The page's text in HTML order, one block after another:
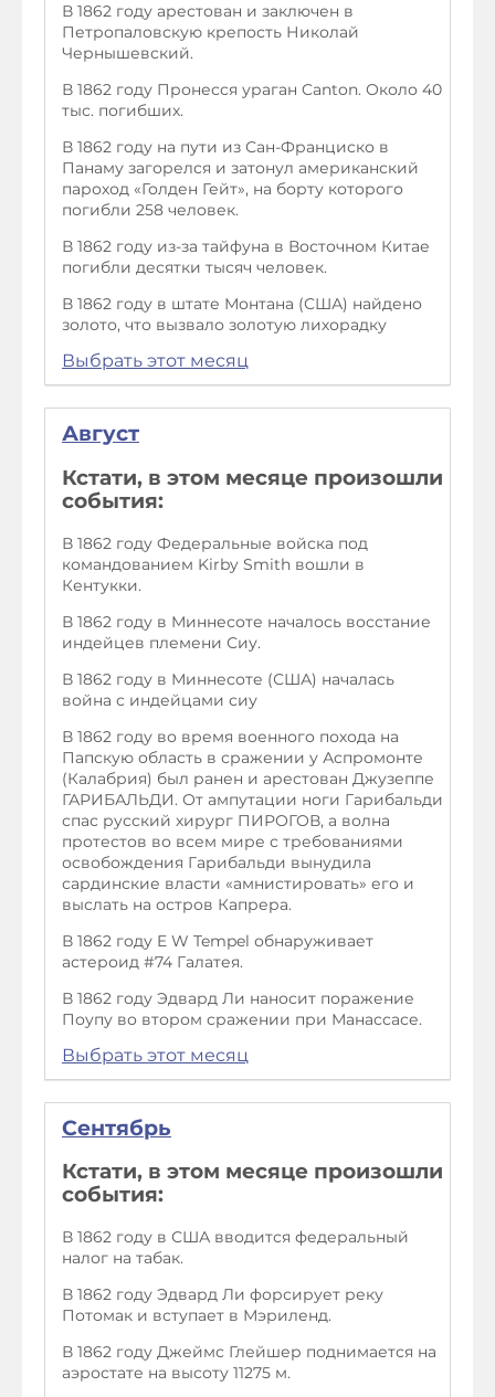
В 1862 году арестован и заключен в
Петропаловскую крепость Николай
Чернышевский.
В 1862 году Пронесся ураган Canton. Около 40
тыс. погибших.
В 1862 году на пути из Сан-Франциско в
Панаму загорелся и затонул американский
пароход «Голден Гейт», на борту которого
погибли 258 человек.
В 1862 году из-за тайфуна в Восточном Китае
погибли десятки тысяч человек.
В 1862 году в штате Монтана (США) найдено
золото, что вызвало золотую лихорадку
Выбрать этот месяц
Август
Кстати, в этом месяце произошли
события:
В 1862 году Федеральные войска под
командованием Kirby Smith вошли в
Кентукки.
В 1862 году в Миннесоте началось восстание
индейцев племени Сиу.
В 1862 году в Миннесоте (США) началась
война с индейцами сиу
В 1862 году во время военного похода на
Папскую область в сражении у Аспромонте
(Калабрия) был ранен и арестован Джузеппе
ГАРИБАЛЬДИ. От ампутации ноги Гарибальди
спас русский хирург ПИРОГОВ, а волна
протестов во всем мире с требованиями
освобождения Гарибальди вынудила
сардинские власти «амнистировать» его и
выслать на остров Капрера.
В 1862 году E W Tempel обнаруживает
астероид #74 Галатея.
В 1862 году Эдвард Ли наносит поражение
Поупу во втором сражении при Манассасе.
Выбрать этот месяц
Сентябрь
Кстати, в этом месяце произошли
события:
В 1862 году в США вводится федеральный
налог на табак.
В 1862 году Эдвард Ли форсирует реку
Потомак и вступает в Мэриленд.
В 1862 году Джеймс Глейшер поднимается на
аэростате на высоту 11275 м.